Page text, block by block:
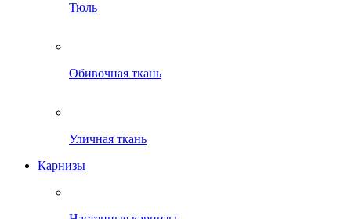
Тюль
Обивочная ткань
Уличная ткань
Карнизы